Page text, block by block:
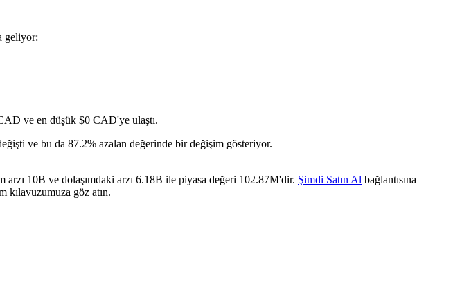
geliyor:
ve en düşük $0 CAD'ye ulaştı.
ve bu da 87.2% azalan değerinde bir değişim gösteriyor.
10B ve dolaşımdaki arzı 6.18B ile piyasa değeri 102.87M'dir. Şimdi Satın Al bağlantısına
kılavuzumuza göz atın.